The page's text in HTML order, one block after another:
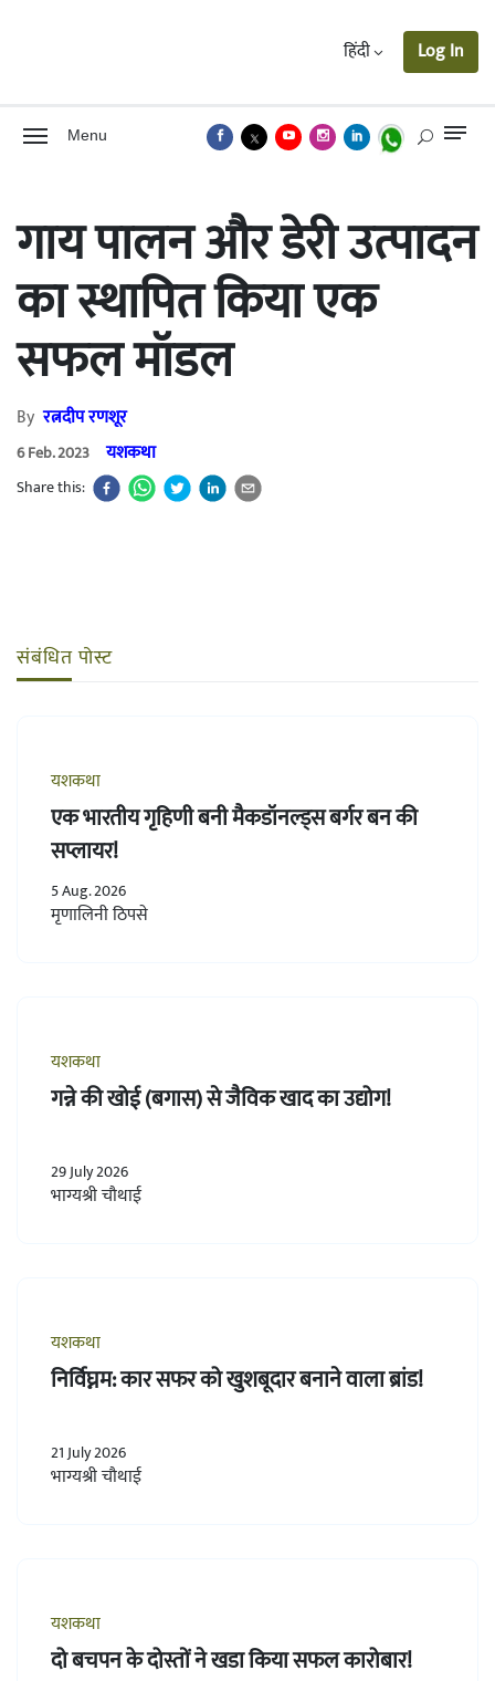
हिंदी Log In
Menu
गाय पालन और डेरी उत्पादन
का स्थापित किया एक
सफल मॉडल
Byरत्नदीप रणशूर
6 Feb. 2023 यशकथा
Share this:
संबंधित पोस्ट
यशकथा
एक भारतीय गृहिणी बनी मैकडॉनल्ड्स बर्गर बन की
सप्लायर!
5 Aug. 2026
मृणालिनी ठिपसे
यशकथा
गन्ने की खोई (बगास) से जैविक खाद का उद्योग!
29 July 2026
भाग्यश्री चौथाई
यशकथा
निर्विघ्नम: कार सफर को खुशबूदार बनाने वाला ब्रांड!
21 July 2026
भाग्यश्री चौथाई
यशकथा
दो बचपन के दोस्तों ने खडा किया सफल कारोबार!